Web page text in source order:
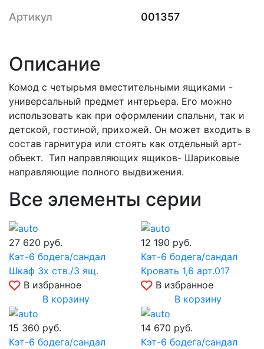
Артикул
001357
Описание
Комод с четырьмя вместительными ящиками -
универсальный предмет интерьера. Его можно
использовать как при оформлении спальни, так и
детской, гостиной, прихожей. Он может входить в
состав гарнитура или стоять как отдельный арт-
объект. Тип направляющих ящиков- Шариковые
направляющие полного выдвижения.
Все элементы серии
27 620 руб.
Кэт-6 бодега/сандал
Шкаф 3х ств./3 ящ.
В избранное
В корзину
12 190 руб.
Кэт-6 бодега/сандал
Кровать 1,6 арт.017
В избранное
В корзину
15 360 руб.
Кэт-6 бодега/сандал
14 670 руб.
Кэт-6 бодега/сандал